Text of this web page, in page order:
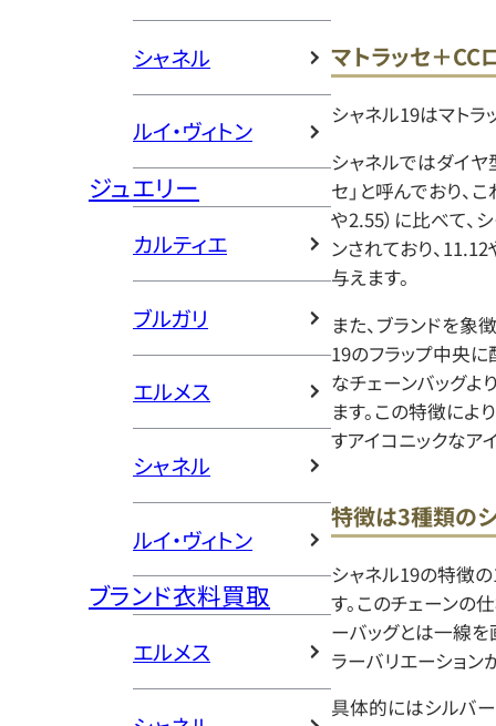
シャネル
ルイ・ヴィトン
ジュエリー
カルティエ
ブルガリ
エルメス
シャネル
ルイ・ヴィトン
ブランド衣料買取
エルメス
マトラッセ＋CC
シャネル19はマトラ
シャネルではダイヤ
セ」と呼んでおり、
や2.55）に比べて、
ンされており、
与えます。
また、ブランドを象
19のフラップ中央に
なチェーンバッグよ
ます。この特徴によ
すアイコニックなア
特徴は3種類の
シャネル19の特徴
す。このチェーンの
ーバッグとは一線を
ラーバリエーション
具体的にはシルバー